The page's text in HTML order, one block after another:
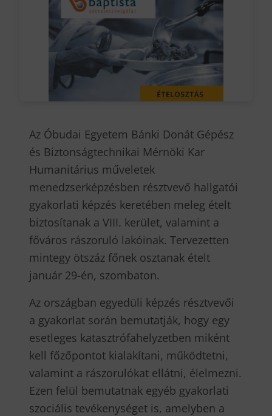
Az Óbudai Egyetem Bánki Donát Gépész
és Biztonságtechnikai Mérnöki Kar
Humanitárius műveletek
menedzserképzésben résztvevő hallgatói
gyakorlati képzés keretében meleg ételt
biztosítanak a VIII. kerület, valamint a
főváros rászoruló lakóinak. Tervezetten
mintegy ötszáz főnek osztanak ételt
január 29-én, szombaton.
Az országban egyedüli képzés résztvevői
a gyakorlat során bemutatják, hogy egy
esetleges katasztrófahelyzetben miként
kell főzőpontot kialakítani, működtetni,
valamint a rászorulókat ellátni, élelmezni.
Ezen felül bemutatnak egyéb gyakorlati
szociális tevékenységet is, amelyben a